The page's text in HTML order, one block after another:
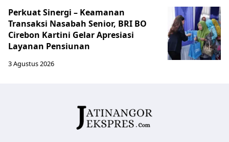
Perkuat Sinergi – Keamanan
Transaksi Nasabah Senior, BRI BO
Cirebon Kartini Gelar Apresiasi
Layanan Pensiunan
3 Agustus 2026